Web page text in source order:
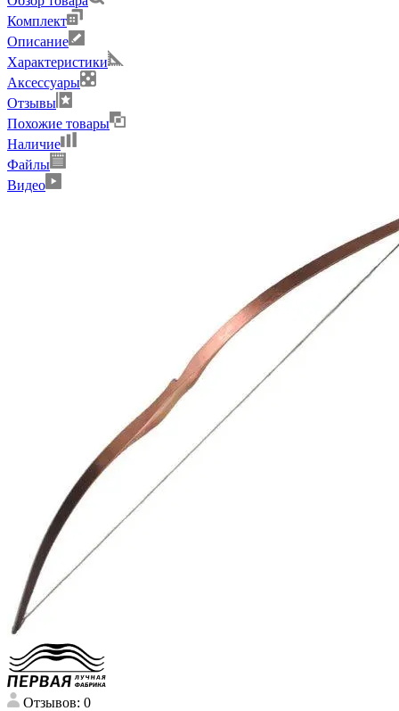
Комплект
Описание
Характеристики
Аксессуары
Отзывы
Похожие товары
Наличие
Файлы
Видео
Отзывов: 0